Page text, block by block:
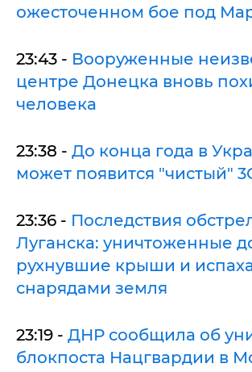
ожесточенном бое под
23:43 - Вооруженные
центре Донецка вновь
человека
23:38 - До конца года в
может появится "чистый"
23:36 - Последствия
Луганска: уничтоженные
рухнувшие крыши и
снарядами земля
23:19 - ДНР сообщила об
блокпоста Нацгвардии в